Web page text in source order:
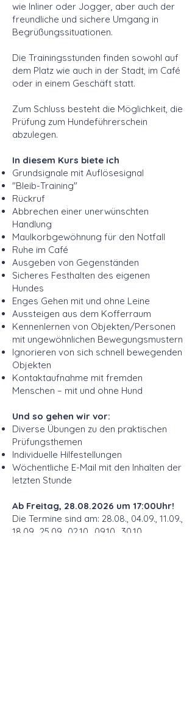
wie Inliner oder Jogger, aber auch der
freundliche und sichere Umgang in
Begrüßungssituationen.
Die Trainingsstunden finden sowohl auf
dem Platz wie auch in der Stadt, im Café
oder in einem Geschäft statt.
Zum Schluss besteht die Möglichkeit, die
Prüfung zum Hundeführerschein
abzulegen.
In diesem Kurs biete ich
Grundsignale mit Auflösesignal
"Bleib-Training"
Rückruf
Abbrechen einer unerwünschten
Handlung
Maulkorbgewöhnung für den Notfall
Ruhe im Café
Ausgeben von Gegenständen
Sicheres Festhalten des eigenen
Hundes
Enges Gehen mit und ohne Leine
Aussteigen aus dem Kofferraum
Kennenlernen von Objekten/Personen
mit ungewöhnlichen Bewegungsmustern
Ignorieren von sich schnell bewegenden
Objekten
Kontaktaufnahme mit fremden
Menschen – mit und ohne Hund
Und so gehen wir vor:
Diverse Übungen zu den praktischen
Prüfungsthemen
Individuelle Hilfestellungen
Wöchentliche E-Mail mit den Inhalten der
letzten Stunde
Ab Freitag, 28.08.2026 um 17:00Uhr!
Die Termine sind am: 28.08., 04.09., 11.09.,
18.09., 25.09., 02.10., 09.10., 30.10.